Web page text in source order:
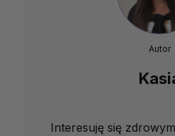
Autor
Interesuję się